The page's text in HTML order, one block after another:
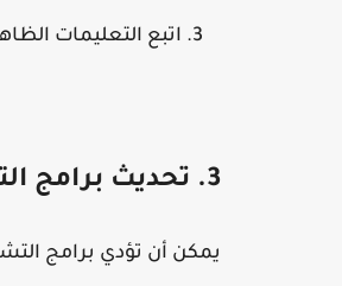
اتبع التعليمات
3. تحديث برامج التشغيل
يمكن أن تؤدي برامج